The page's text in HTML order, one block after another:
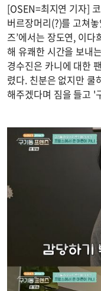
[OSEN=최지연 기자]
버르장머리(?)를 고쳐
즈’에서는 장도연, 이
해 유쾌한 시간을 보내
경수진은 카니에 대한
렸다. 친분은 없지만 쿨
해주겠다며 짐을 들고 '